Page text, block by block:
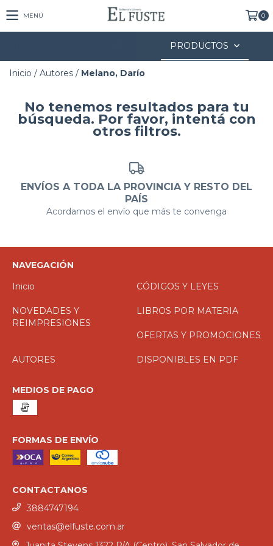
MENÚ 0
PRODUCTOS
Inicio / Autores / Melano, Darío
No tenemos resultados para tu
búsqueda. Por favor, intentá con
otros filtros.
ENVÍOS A TODA LA PROVINCIA Y RESTO DEL
PAÍS
Acordamos el envío que más te convenga
NAVEGACIÓN
Inicio
CÓDIGOS Y LEYES
NOVEDADES Y
REIMPRESIONES
LIBROS POR MATERIA
OFERTAS Y PROMOCIONES
AUTORES DISPONIBLES EN PDF
MEDIOS DE PAGO
FORMAS DE ENVÍO
CONTACTANOS
3884747194
ventas@elfuste.com.ar